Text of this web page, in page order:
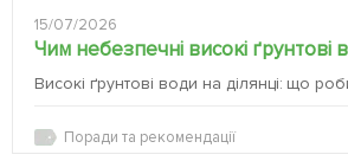
15/07/2026
Чим небезпечні високі ґрунтові
Високі ґрунтові води на ділянці: що
Поради та рекомендації